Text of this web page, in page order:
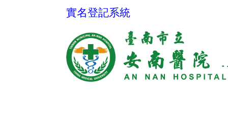
實名登記系統